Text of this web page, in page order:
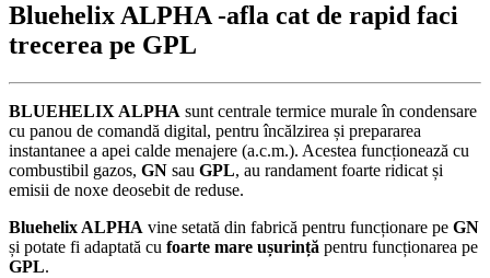
Bluehelix ALPHA -afla cat de rapid faci
trecerea pe GPL
BLUEHELIX ALPHA sunt centrale termice murale în condensare
cu panou de comandă digital, pentru încălzirea și prepararea
instantanee a apei calde menajere (a.c.m.). Acestea funcționează cu
combustibil gazos, GN sau GPL, au randament foarte ridicat și
emisii de noxe deosebit de reduse.
Bluehelix ALPHA vine setată din fabrică pentru funcționare pe GN
și potate fi adaptată cu foarte mare ușurință pentru funcționarea pe
GPL.